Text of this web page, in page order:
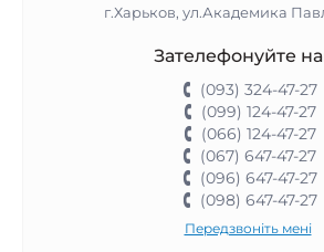
г.Харьков, ул.Академика
Зателефонуйте
(093) 324-47-27
(099) 124-47-27
(066) 124-47-27
(067) 647-47-27
(096) 647-47-27
(098) 647-47-27
Передзвоніть мені